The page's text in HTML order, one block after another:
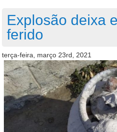
Explosão deixa
ferido
terça-feira, março 23rd, 2021